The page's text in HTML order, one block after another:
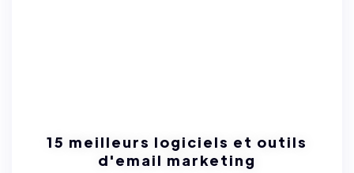
15 meilleurs logiciels et outils
d'email marketing